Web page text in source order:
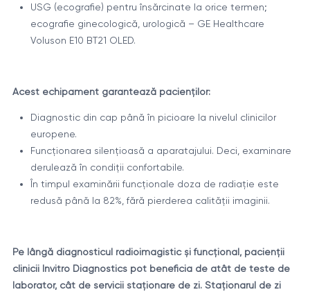
USG (ecografie) pentru însărcinate la orice termen;
ecografie ginecologică, urologică – GE Healthcare
Voluson E10 BT21 OLED.
Acest echipament garantează pacienților:
Diagnostic din cap până în picioare la nivelul clinicilor
europene.
Funcționarea silențioasă a aparatajului. Deci, examinare
derulează în condiții confortabile.
În timpul examinării funcționale doza de radiație este
redusă până la 82%, fără pierderea calității imaginii.
Pe lângă diagnosticul radioimagistic și funcțional, pacienții
clinicii Invitro Diagnostics pot beneficia de atât de teste de
laborator, cât de servicii staționare de zi. Staționarul de zi